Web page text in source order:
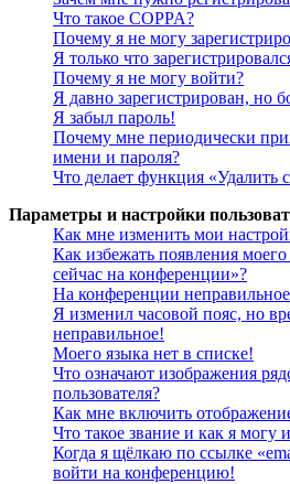
Что такое COPPA?
Почему я не могу
Я только что
Почему я не могу войти?
Я давно зарегистрирован, но
Я забыл пароль!
Почему мне периодически
имени и пароля?
Что делает функция «Удалить
Параметры и настройки
Как мне изменить мои
Как избежать появления
сейчас на конференции»?
На конференции
Я изменил часовой пояс, но
неправильное!
Моего языка нет в списке!
Что означают изображения
пользователя?
Как мне включить
Что такое звание и как я могу
Когда я щёлкаю по ссылке
войти на конференцию!